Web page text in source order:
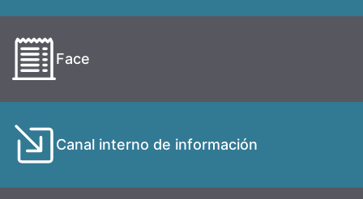
Face
Canal interno de información